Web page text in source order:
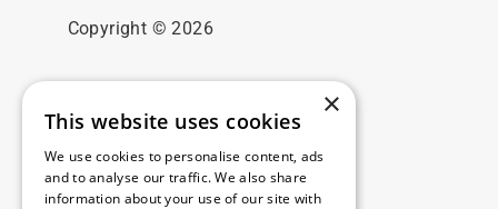
Copyright © 2026
Locații disponibile
Soluțiile noastre
Discover WDP
×
This website uses cookies
We use cookies to personalise content, ads
and to analyse our traffic. We also share
information about your use of our site with